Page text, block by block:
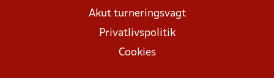
Akut turneringsvagt
Privatlivspolitik
Cookies